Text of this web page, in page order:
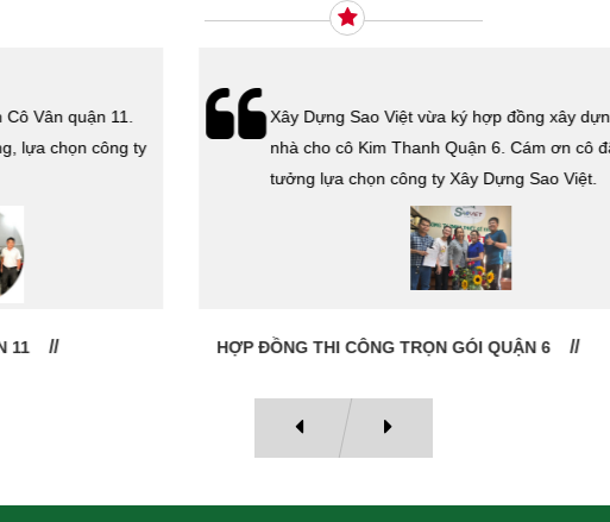
11.
công ty
Xây Dựng Sao Việt vừa ký hợp đồng xây dựng
nhà cho cô Kim Thanh Quận 6. Cám ơn cô đã tin
tưởng lựa chọn công ty Xây Dựng Sao Việt.
HỢP ĐỒNG THI CÔNG TRỌN GÓI QUẬN 6